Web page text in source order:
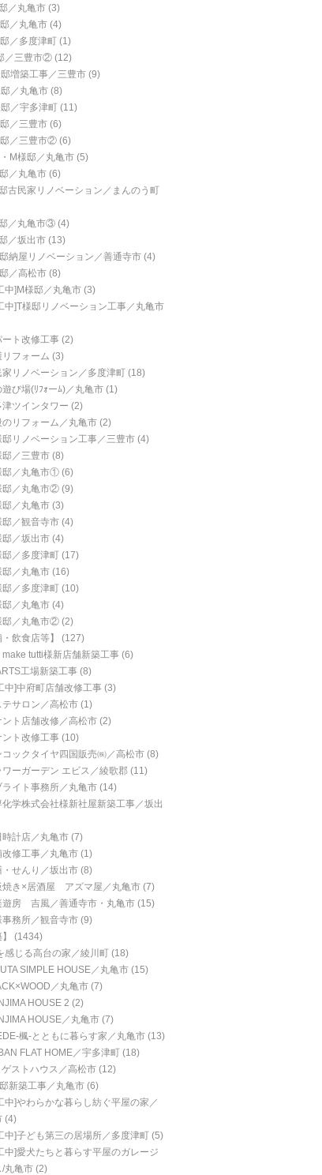
／丸亀市 (3)
／丸亀市 (4)
／多度津町 (1)
／三豊市② (12)
増築工事／三豊市 (9)
／丸亀市 (8)
／宇多津町 (11)
／三豊市 (6)
／三豊市② (6)
M様邸／丸亀市 (5)
／丸亀市 (6)
古民家リノベーション／まんのう町
／丸亀市③ (4)
／坂出市 (13)
納屋リノベーション／善通寺市 (4)
／高松市 (8)
]M様邸／丸亀市 (3)
]T様邸リノベーション工事／丸亀市
ト改修工事 (2)
フォーム (3)
リノベーション／多度津町 (18)
び場(ﾘﾌｫーﾑ)／丸亀市 (1)
ツインタワー (2)
リフォーム／丸亀市 (2)
リノベーション工事／三豊市 (4)
／三豊市 (8)
／丸亀市① (6)
／丸亀市② (9)
／丸亀市 (3)
／観音寺市 (4)
／坂出市 (4)
／多度津町 (17)
／丸亀市 (16)
／多度津町 (10)
／丸亀市 (4)
／丸亀市② (2)
・飲食店等】
(127)
tutti様新店舗新築工事 (6)
工場新築工事 (8)
]中府町店舗改修工事 (3)
サロン／高松市 (1)
ト店舗改修／高松市 (2)
ト改修工事 (10)
ックタイヤ四国販売㈱／高松市 (8)
ーガーデン エビス／綾歌郡 (11)
イト事務所／丸亀市 (14)
学株式会社様新社屋新築工事／坂出
計店／丸亀市 (7)
修工事／丸亀市 (1)
せんり／坂出市 (8)
き×居酒屋 アズマ屋／丸亀市 (7)
房 吉風／善通寺市・丸亀市 (15)
務所／観音寺市 (9)
(1434)
じる高台の家／綾川町 (18)
SIMPLE HOUSE／丸亀市 (15)
／丸亀市 (7)
HOUSE 2 (2)
HOUSE／丸亀市 (7)
楓-とともに暮らす家／丸亀市 (13)
FLAT HOME／宇多津町 (18)
ストハウス／高松市 (12)
新築工事／丸亀市 (6)
]やわらかな暮らし紡ぐ平屋の家／
(4)
]子ども第三の居場所／多度津町 (5)
]愛犬たちと暮らす平屋のガレージ
/丸亀市 (2)